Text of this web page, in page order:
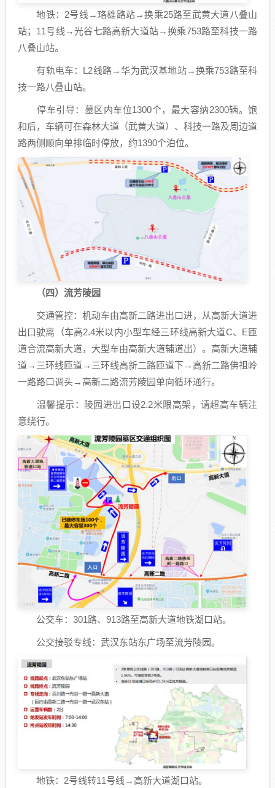
地铁：2号线→珞雄路站→换乘25路至武黄大道八叠山
站；11号线→光谷七路高新大道站→换乘753路至科技一路
八叠山站。
有轨电车：L2线路→华为武汉基地站→换乘753路至科
技一路八叠山站。
停车引导：墓区内车位1300个，最大容纳2300辆。饱
和后，车辆可在森林大道（武黄大道）、科技一路及周边道
路两侧顺向单排临时停放，约1390个泊位。
（四）流芳陵园
交通管控：机动车由高新二路进出口进，从高新大道进
出口驶离（车高2.4米以内小型车经三环线高新大道C、E匝
道合流高新大道，大型车由高新大道辅道出）。高新大道辅
道→三环线匝道→三环线高新二路匝道下→高新二路佛祖岭
一路路口调头→高新二路流芳陵园单向循环通行。
温馨提示：陵园进出口设2.2米限高架，请超高车辆注
意绕行。
公交车：301路、913路至高新大道地铁湖口站。
公交接驳专线：武汉东站东广场至流芳陵园。
地铁：2号线转11号线→高新大道湖口站。